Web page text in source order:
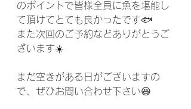
のポイントで皆様全員に魚を堪能し
て頂けてとても良かったです🐟️
また次回のご予約などありがとうご
ざいます☀️
まだ空きがある日がございますの
で、ぜひお問い合わせ下さい😆